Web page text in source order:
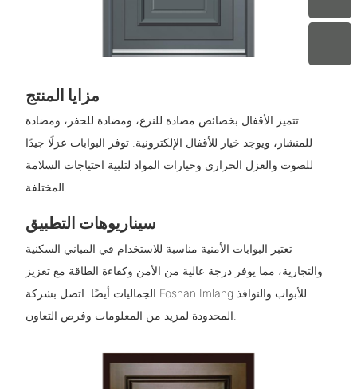
مزايا المنتج
تتميز الأقفال بخصائص مضادة للنزع، ومضادة للحفر، ومضادة
للمنشار، ويوجد خيار للأقفال الإلكترونية. توفر البوابات عزلًا جيدًا
للصوت والعزل الحراري وخيارات المواد لتلبية احتياجات السلامة
سيناريوهات التطبيق
تعتبر البوابات الأمنية مناسبة للاستخدام في المباني السكنية
والتجارية، مما يوفر درجة عالية من الأمن وكفاءة الطاقة مع تعزيز
الجماليات أيضًا. اتصل بشركة Foshan Imlang للأبواب والنوافذ